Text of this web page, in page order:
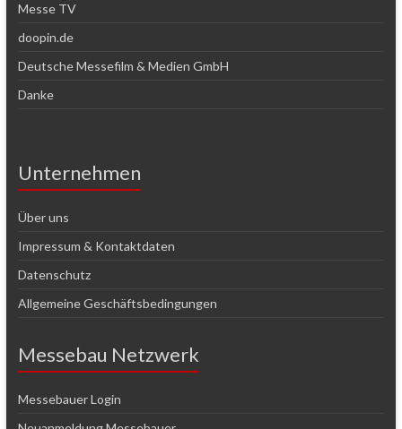
Messe TV
doopin.de
Deutsche Messefilm & Medien GmbH
Danke
Unternehmen
Über uns
Impressum & Kontaktdaten
Datenschutz
Allgemeine Geschäftsbedingungen
Messebau Netzwerk
Messebauer Login